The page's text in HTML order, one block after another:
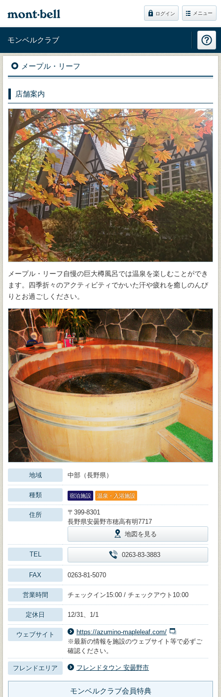
ログイン メニュー
モンベルクラブ
メープル・リーフ
店舗案内
メープル・リーフ自慢の巨大樽風呂では温泉を楽しむことができ
ます。四季折々のアクティビティでかいた汗や疲れを癒しのんび
りとお過ごしください。
地域 中部（長野県）
種類 宿泊施設 温泉・入浴施設
住所
〒399-8301
長野県安曇野市穂高有明7717
地図を見る
TEL 0263-83-3883
FAX 0263-81-5070
営業時間 チェックイン15:00 / チェックアウト10:00
定休日 12/31、1/1
ウェブサイト
https://azumino-mapleleaf.com/
※最新の情報を施設のウェブサイト等で必ずご
確認ください。
フレンドエリア フレンドタウン 安曇野市
モンベルクラブ会員特典